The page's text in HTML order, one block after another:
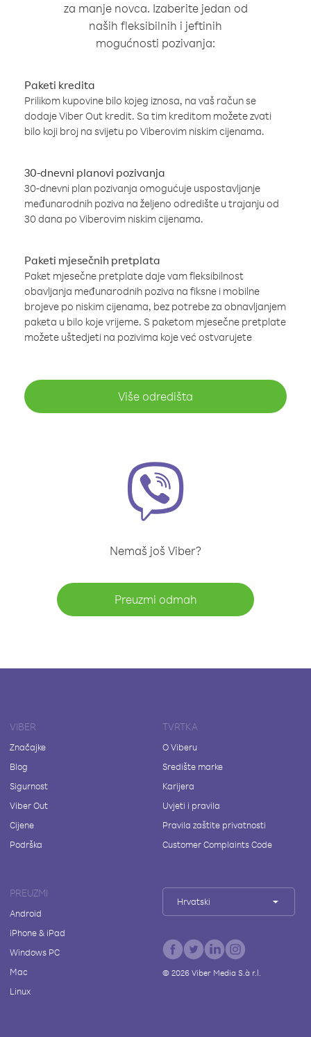
za manje novca. Izaberite jedan od
naših fleksibilnih i jeftinih
mogućnosti pozivanja:
Paketi kredita
Prilikom kupovine bilo kojeg iznosa, na vaš račun se
dodaje Viber Out kredit. Sa tim kreditom možete zvati
bilo koji broj na svijetu po Viberovim niskim cijenama.
30-dnevni planovi pozivanja
30-dnevni plan pozivanja omogućuje uspostavljanje
međunarodnih poziva na željeno odredište u trajanju od
30 dana po Viberovim niskim cijenama.
Paketi mjesečnih pretplata
Paket mjesečne pretplate daje vam fleksibilnost
obavljanja međunarodnih poziva na fiksne i mobilne
brojeve po niskim cijenama, bez potrebe za obnavljanjem
paketa u bilo koje vrijeme. S paketom mjesečne pretplate
možete uštedjeti na pozivima koje već ostvarujete
Više odredišta
Nemaš još Viber?
Preuzmi odmah
VIBER
Značajke
Blog
Sigurnost
Viber Out
Cijene
Podrška
TVRTKA
O Viberu
Središte marke
Karijera
Uvjeti i pravila
Pravila zaštite privatnosti
Customer Complaints Code
PREUZMI
Android
iPhone & iPad
Windows PC
Mac
Linux
Hrvatski
© 2026Viber Media S.à r.l.